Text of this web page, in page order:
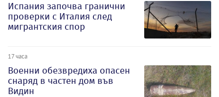
Испания започва гранични
проверки с Италия след
мигрантския спор
17 часа
Военни обезвредиха опасен
снаряд в частен дом във
Видин